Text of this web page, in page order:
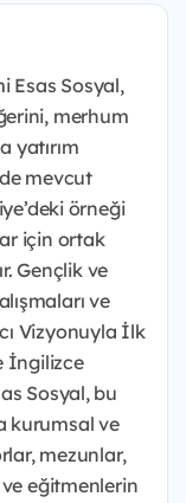
Esas Sosyal,
merhum
yatırım
mevcut
örneği
için ortak
Gençlik ve
ve
Vizyonuyla İlk
İngilizce
Sosyal, bu
kurumsal ve
mezunlar,
eğitmenlerin